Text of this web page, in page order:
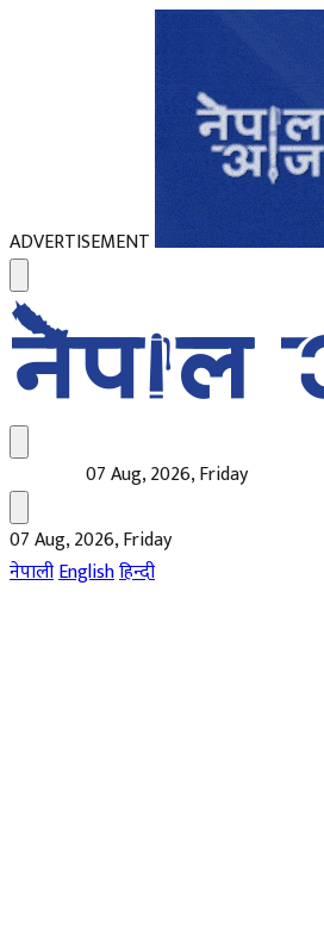
ADVERTISEMENT
07 Aug, 2026, Friday
07 Aug, 2026, Friday
नेपालीEnglishहिन्दी